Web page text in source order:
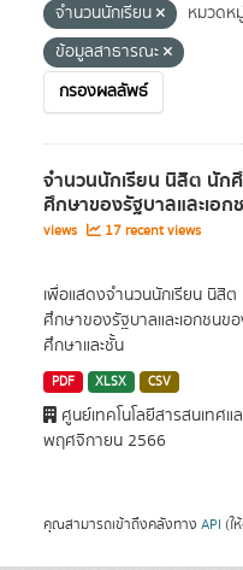
จำนวนนักเรียน
หมวดห
ข้อมูลสาธารณะ
กรองผลลัพธ์
จำนวนนักเรียน นิสิต นักศึ
ศึกษาของรัฐบาลและเอก
views
17 recent views
เพื่อแสดงจำนวนนักเรียน นิสิต
ศึกษาของรัฐบาลและเอกชนข
ศึกษาและชั้น
PDF XLSX CSV
ศูนย์เทคโนโลยีสารสนเทศ
พฤศจิกายน 2566
คุณสามารถเข้าถึงคลังทาง API (ใ